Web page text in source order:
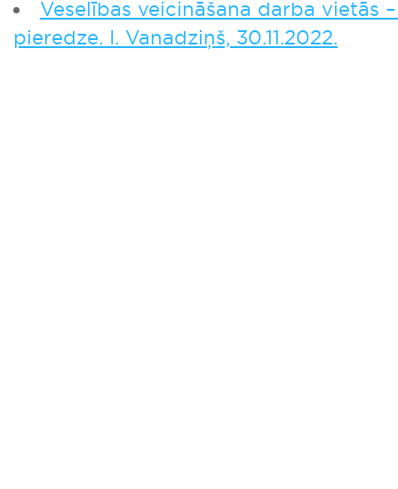
Veselības veicināšana darba vietās
pieredze. I. Vanadziņš, 30.11.2022.